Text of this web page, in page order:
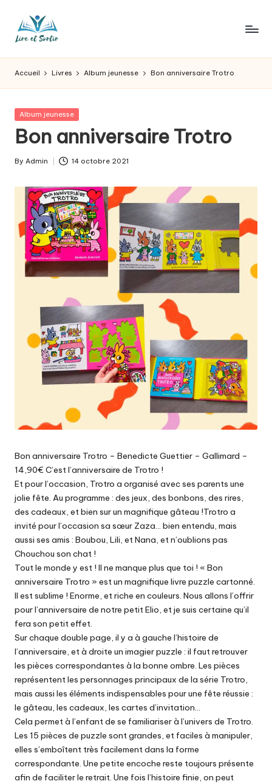
L
ir
e
e
t
s
o
t
ir
pour
les
goûts,
des
pour
les
jours.
Accueil Livres Album jeunesse Bon anniversaire Trotro
Posted
Album jeunesse
Bon anniversaire Trotro
Posted
By Admin 14 octobre 2021
Bon anniversaire Trotro – Benedicte Guettier – Gallimard –
14,90€ C’est l’anniversaire de Trotro !
Et pour l’occasion, Trotro a organisé avec ses parents une
jolie fête. Au programme : des jeux, des bonbons, des rires,
des cadeaux, et bien sur un magnifique gâteau !Trotro a
invité pour l’occasion sa sœur Zaza… bien entendu, mais
aussi ses amis : Boubou, Lili, et Nana, et n’oublions pas
Chouchou son chat !
Tout le monde y est ! Il ne manque plus que toi ! « Bon
anniversaire Trotro » est un magnifique livre puzzle cartonné.
Il est sublime ! Enorme, et riche en couleurs. Nous allons l’offrir
pour l’anniversaire de notre petit Elio, et je suis certaine qu’il
fera son petit effet.
Sur chaque double page, il y a à gauche l’histoire de
l’anniversaire, et à droite un imagier puzzle : il faut retrouver
les pièces correspondantes à la bonne ombre. Les pièces
représentent les personnages principaux de la série Trotro,
mais aussi les éléments indispensables pour une fête réussie :
le gâteau, les cadeaux, les cartes d’invitation…
Cela permet à l’enfant de se familiariser à l’univers de Trotro.
Les 15 pièces de puzzle sont grandes, et faciles à manipuler,
elles s’emboîtent très facilement dans la forme
correspondante. Une petite encoche reste toujours présente
afin de faciliter le retrait. Une fois l’histoire finie, on peut